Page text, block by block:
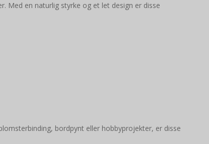
Med en naturlig styrke og et let design er disse
bordpynt eller hobbyprojekter, er disse